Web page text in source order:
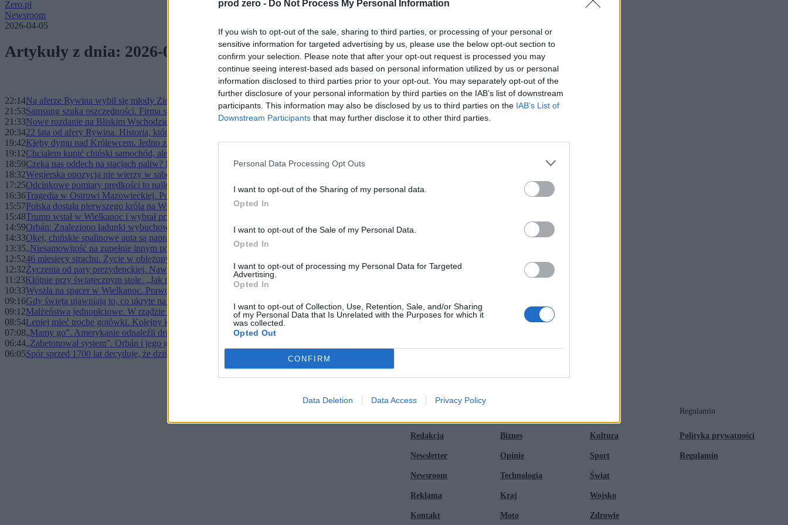
prod zero - Do Not Process My Personal Information
If you wish to opt-out of the sale, sharing to third parties, or processing of your personal or
sensitive information for targeted advertising by us, please use the below opt-out section to
confirm your selection. Please note that after your opt-out request is processed you may
continue seeing interest-based ads based on personal information utilized by us or personal
information disclosed to third parties prior to your opt-out. You may separately opt-out of the
further disclosure of your personal information by third parties on the IAB’s list of downstream
participants. This information may also be disclosed by us to third parties on the IAB’s List of
Downstream Participants that may further disclose it to other third parties.
Personal Data Processing Opt Outs
I want to opt-out of the Sharing of my personal data.
Opted In
I want to opt-out of the Sale of my Personal Data.
Opted In
I want to opt-out of processing my Personal Data for Targeted
Advertising.
Opted In
I want to opt-out of Collection, Use, Retention, Sale, and/or Sharing
of my Personal Data that Is Unrelated with the Purposes for which it
was collected.
Opted Out
CONFIRM
Data Deletion Data Access Privacy Policy
Zero.pl
Newsroom
2026-04-05
Artykuły z dnia: 2026-04-05
22:14Na aferze Rywina wybił się młody Ziobro. Co pozostało z tamtego polityka po 22 latach?
21:53Samsung szuka oszczędności. Firma stawia na chińskie podzespoły
21:33Nowe rozdanie na Bliskim Wschodzie. Kto naprawdę dyktuje warunki?
20:3422 lata od afery Rywina. Historia, którą oglądała cała Polska
19:42Kłęby dymu nad Królewcem. Jedno zdarzenie, dwie różne historie
19:12Chciałem kupić chiński samochód, ale zakazał mi ziewać. To koniec miłości
18:59Czeka nas oddech na stacjach paliw? Będzie więcej ropy na rynku, OPEC+ znosi limity
18:32Węgierska opozycja nie wierzy w sabotaż przy rurociągu. „Operacja pod fałszywą flagą”
17:25Odcinkowe pomiary prędkości to najlepsza rzecz od wynalezienia koła. Poproszę jeszcze więcej
16:36Tragedia w Ostrowi Mazowieckiej. Policjant śmiertelnie postrzelił uciekającego mężczyznę
15:57Polska dostała pierwszego króla na Wielkanoc. Z tym że nie na pewno
15:48Trump wstał w Wielkanoc i wybrał przemoc. „Otwórzcie piep… cieśninę”
14:59Orbán: Znaleziono ładunki wybuchowe przy gazociągu zaopatrującym Węgry
14:33Okej, chińskie spalinowe auta są naprawdę tanie. Ale dlaczego elektryczne są takie drogie?
13:35„Niesamowitość na zupełnie innym poziomie”. Misja Artemis II coraz bliżej Księżyca
12:5246 miesięcy strachu. Życie w oblężonym Sarajewie
12:32Życzenia od pary prezydenckiej. Nawrocki nawiązał do słynnej pieśni
11:23Kłótnie przy świątecznym stole. „Jak rozpoznać pisiora”
10:33Wyszła na spacer w Wielkanoc. Prawda o zbrodni wypłynęła po 26 latach
09:16Gdy święta ujawniają to, co ukryte na co dzień
09:12Małżeństwa jednopłciowe. W rządzie spór, jak rozwiązać problem
08:54Lepiej mieć trochę gotówki. Kolejny kraj wydaje rekomendację
07:08„Mamy go”. Amerykanie odnaleźli drugiego żołnierza z F-15
06:44„Zabetonował system”. Orbán i jego gra o władzę na Węgrzech
06:05Spór sprzed 1700 lat decyduje, że dziś jest Wielkanoc
Redakcja
Newsletter
Newsroom
Reklama
Kontakt
Biznes
Opinie
Technologia
Kraj
Moto
Kultura
Sport
Świat
Wojsko
Zdrowie
Regulamin
Polityka prywatności
Regulamin